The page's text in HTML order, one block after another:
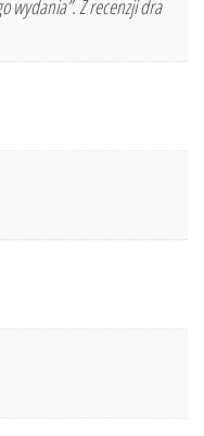
wydania”. Z recenzji dra